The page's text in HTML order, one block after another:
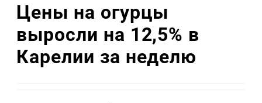
Цены на огурцы
выросли на 12,5% в
Карелии за неделю